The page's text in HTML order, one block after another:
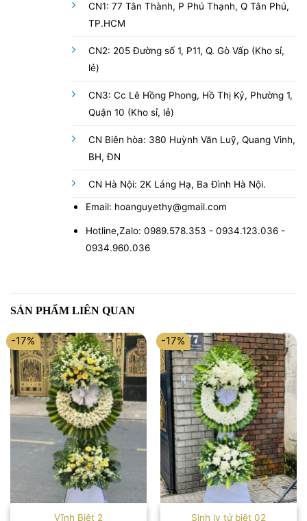
CN1: 77 Tân Thành, P Phú Thạnh, Q Tân Phú,
TP.HCM
CN2: 205 Đường số 1, P11, Q. Gò Vấp (Kho sỉ,
lẻ)
CN3: Cc Lê Hồng Phong, Hồ Thị Kỷ, Phường 1,
Quận 10 (Kho sỉ, lẻ)
CN Biên hòa: 380 Huỳnh Văn Luỹ, Quang Vinh,
BH, ĐN
CN Hà Nội: 2K Láng Hạ, Ba Đình Hà Nội.
Email: hoanguyethy@gmail.com
Hotline,Zalo: 0989.578.353 - 0934.123.036 -
0934.960.036
SẢN PHẨM LIÊN QUAN
-17%
Vĩnh Biệt 2
-17%
Sinh ly tử biệt 02